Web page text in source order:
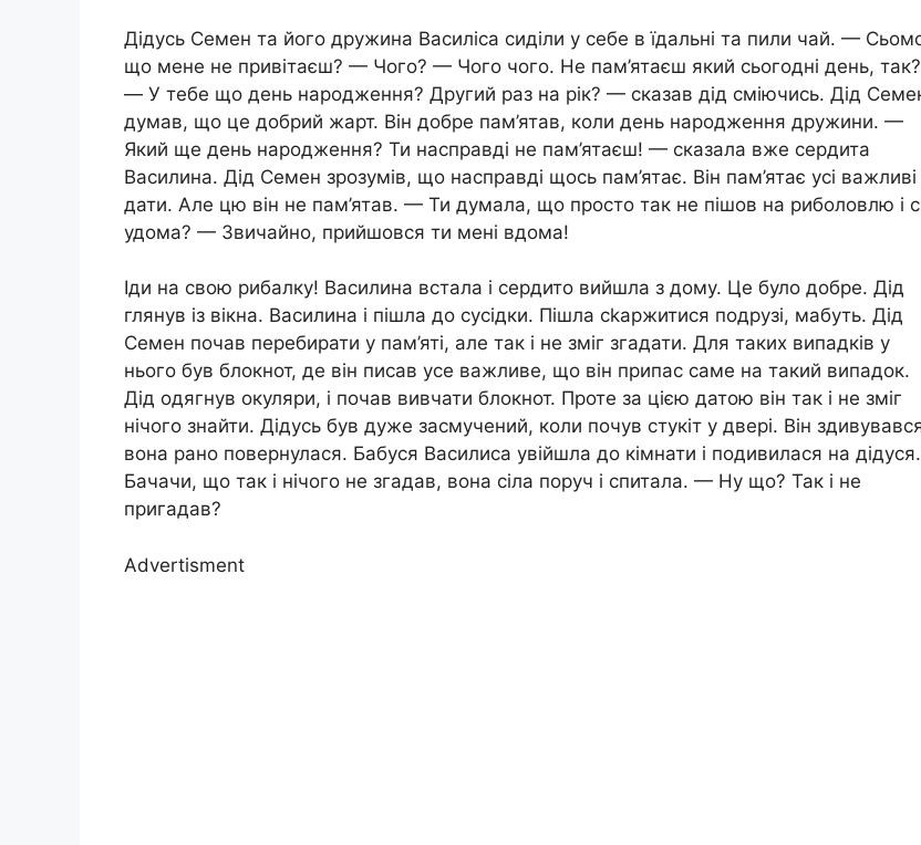
Дідусь Семен та його дружина Василіса сиділи у себе в їдальні та пили чай. —
що мене не привітаєш? — Чого? — Чого чого. Не пам’ятаєш який сьогодні день, так?
— У тебе що день народження? Другий раз на рік? — сказав дід сміючись. Дід
думав, що це добрий жарт. Він добре пам’ятав, коли день народження дружини. —
Який ще день народження? Ти насправді не пам’ятаєш! — сказала вже сердита
Василина. Дід Семен зрозумів, що насправді щось пам’ятає. Він пам’ятає усі важливі
дати. Але цю він не пам’ятав. — Ти думала, що просто так не пішов на риболовлю і
удома? — Звичайно, прийшовся ти мені вдома!
Іди на свою рибалку! Василина встала і сердито вийшла з дому. Це було добре. Дід
глянув із вікна. Василина і пішла до сусідки. Пішла сkаржитися подрузі, мабуть. Дід
Семен почав перебирати у пам’яті, але так і не зміг згадати. Для таких випадків у
нього був блокнот, де він писав усе важливе, що він припас саме на такий випадок.
Дід одягнув окуляри, і почав вивчати блокнот. Проте за цією датою він так і не зміг
нічого знайти. Дідусь був дуже засмучений, коли почув стукіт у двері. Він
вона рано повернулася. Бабуся Василиса увійшла до кімнати і подивилася на дідуся.
Бачачи, що так і нічого не згадав, вона сіла поруч і спитала. — Ну що? Так і не
пригадав?
Advertisment